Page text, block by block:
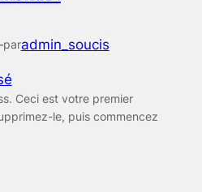
paradmin_soucis
Ceci est votre premier
le, puis commencez